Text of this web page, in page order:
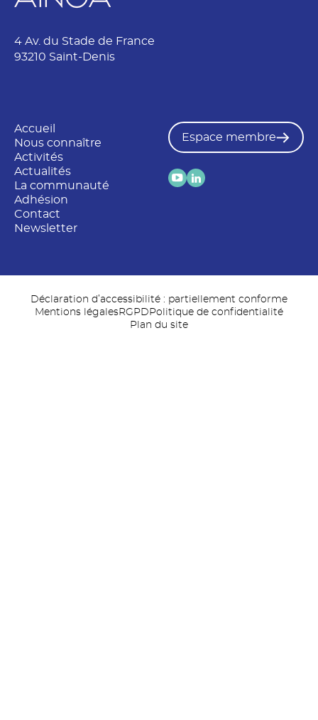
4 Av. du Stade de France
93210 Saint-Denis
Accueil
Nous connaître
Activités
Actualités
La communauté
Adhésion
Contact
Newsletter
Espace membre
Déclaration d’accessibilité : partiellement conforme
Mentions légalesRGPD Politique de confidentialité
Plan du site